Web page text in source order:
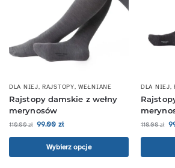
DLA NIEJ,RAJSTOPY,WEŁNIANE
Rajstopy damskie z wełny
merynosów
110.00zł 99.00 zł
Wybierz opcje
DLA NIEJ,
110.00zł